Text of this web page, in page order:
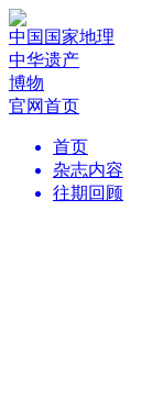
中国国家地理
中华遗产
博物
官网首页
首页
杂志内容
往期回顾